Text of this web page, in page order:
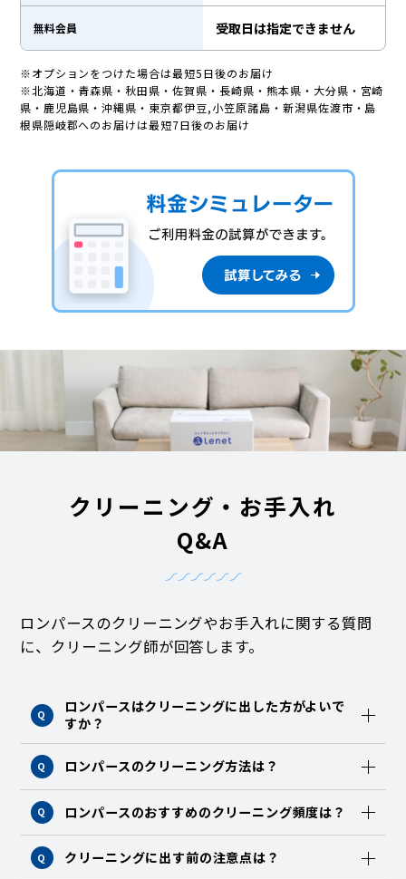
無料会員 受取日は指定できません
※オプションをつけた場合は最短5日後のお届け
※北海道・青森県・秋田県・佐賀県・長崎県・熊本県・大分県・宮崎
県・鹿児島県・沖縄県・東京都伊豆,小笠原諸島・新潟県佐渡市・島
根県隠岐郡へのお届けは最短7日後のお届け
クリーニング・お手入れ
Q&A
ロンパースのクリーニングやお手入れに関する質問
に、クリーニング師が回答します。
Q
ロンパースはクリーニングに出した方がよいで
すか？
Q ロンパースのクリーニング方法は？
Q ロンパースのおすすめのクリーニング頻度は？
Q クリーニングに出す前の注意点は？